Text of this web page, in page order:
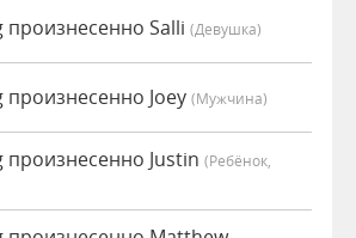
произнесенно Salli (девушка)
произнесенно Joey (мужчина)
произнесенно Justin (Ребёнок,